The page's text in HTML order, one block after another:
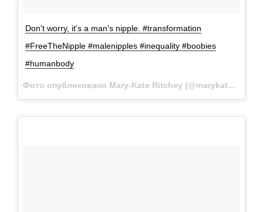
Don't worry, it's a man's nipple. #transformation
#FreeTheNipple #malenipples #inequality #boobies
#humanbody
Фото опубликовано Mary-Kate Ritchey (@marykategrams)